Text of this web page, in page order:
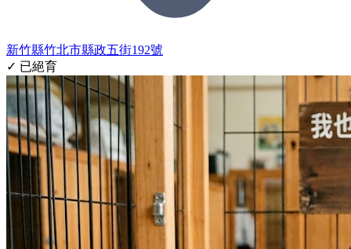
新竹縣竹北市縣政五街192號
✓ 已絕育